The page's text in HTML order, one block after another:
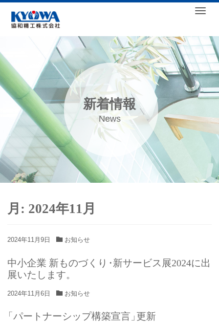
新着情報
News
月: 2024年11月
2024年11月9日 お知らせ
中小企業 新ものづくり ・新サービス展2024に出
展いたします。
2024年11月6日 お知らせ
「 パートナーシップ構築宣言 」更新